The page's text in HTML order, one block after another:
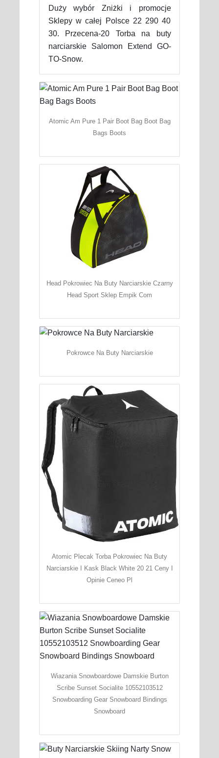
Duży wybór Zniżki i promocje
Sklepy w całej Polsce 22 290 40
30. Przecena-20 Torba na buty
narciarskie Salomon Extend GO-
TO-Snow.
Atomic Am Pure 1 Pair Boot Bag Boot Bag
Bags Boots
Head Pokrowiec Na Buty Narciarskie Czarny
Head Sport Sklep Empik Com
Pokrowce Na Buty Narciarskie
Atomic Plecak Torba Pokrowiec Na Buty
Narciarskie I Kask Black White 20 21 Ceny I
Opinie Ceneo Pl
Wiazania Snowboardowe Damskie Burton
Scribe Sunset Socialite 10552103512
Snowboarding Gear Snowboard Bindings
Snowboard